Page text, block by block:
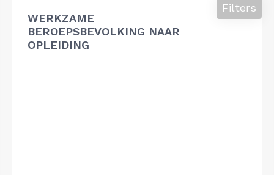
WERKZAME
BEROEPSBEVOLKING NAAR
OPLEIDING
Filters